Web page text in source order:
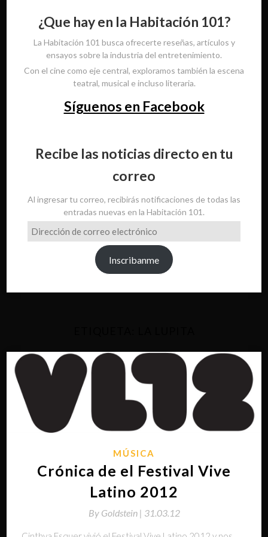
¿Que hay en la Habitación 101?
La Habitación 101 busca ofrecerte reseñas, artículos y
ensayos sobre la industria del entretenimiento.
Con el cine como eje central, exploramos también la escena
teatral, musical e incluso literaria.
Síguenos en Facebook
Recibe las noticias directo en tu
correo
Al ingresar tu correo, recibirás notificaciones de todas las
entradas nuevas en la Habitación 101.
Dirección
de
Inscribanme
MÚSICA
Crónica de el Festival Vive
Latino 2012
By Goldstein | 31.03.12